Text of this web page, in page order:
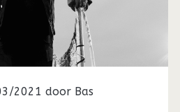
2021 door Bas